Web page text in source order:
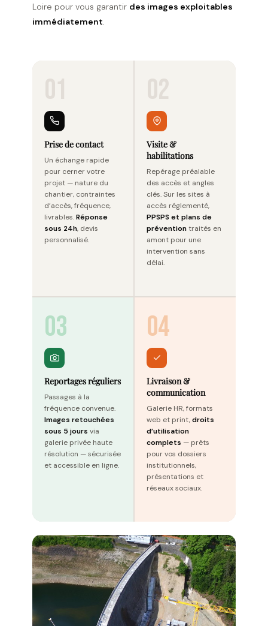
Loire pour vous garantir des images exploitables
immédiatement.
Prise de contact
Un échange rapide
pour cerner votre
projet — nature du
chantier, contraintes
d’accès, fréquence,
livrables.Réponse
sous 24h, devis
personnalisé.
Visite &
habilitations
Repérage préalable
des accès et angles
clés. Sur les sites à
accès réglementé,
PPSPS et plans de
préventiontraités en
amont pour une
intervention sans
délai.
03
Reportages réguliers
Passages à la
fréquence convenue.
Images retouchées
sous 5 jours via
galerie privée haute
résolution — sécurisée
et accessible en ligne.
04
Livraison &
communication
Galerie HR, formats
web et print,droits
d’utilisation
complets — prêts
pour vos dossiers
institutionnels,
présentations et
réseaux sociaux.